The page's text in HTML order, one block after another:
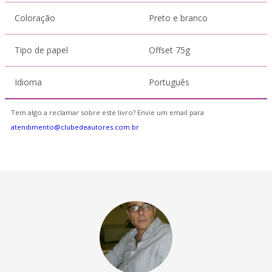
Coloração Preto e branco
Tipo de papel Offset 75g
Idioma Português
Tem algo a reclamar sobre este livro? Envie um email para
atendimento@clubedeautores.com.br